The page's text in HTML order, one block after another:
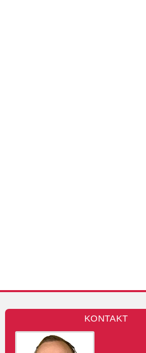
KONTAKT